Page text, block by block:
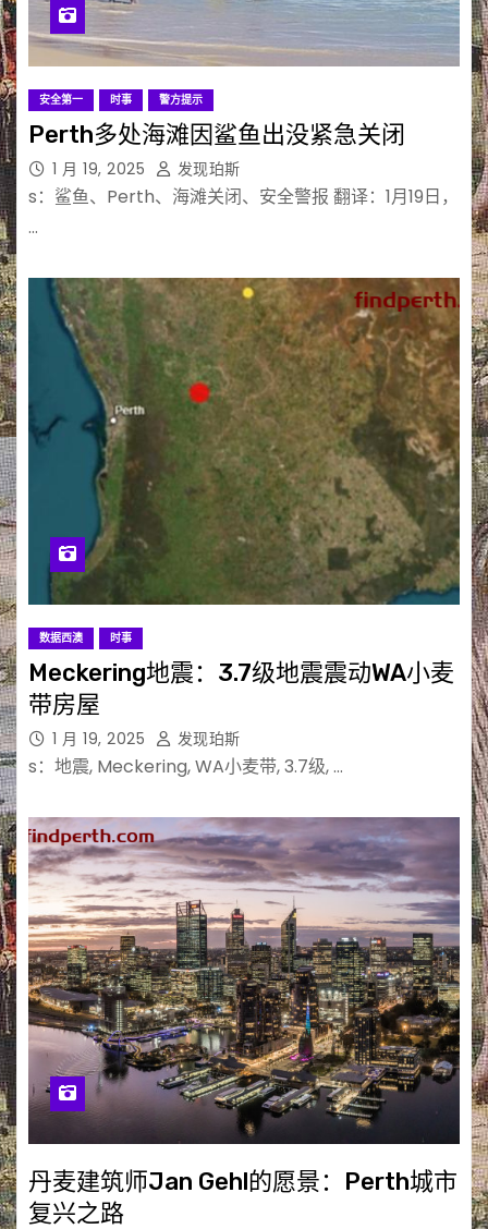
安全第一 时事 警方提示
Perth多处海滩因鲨鱼出没紧急关闭
1 月 19, 2025 发现珀斯
s：鲨鱼、Perth、海滩关闭、安全警报 翻译：1月19日，
…
数据西澳 时事
Meckering地震：3.7级地震震动WA小麦
带房屋
1 月 19, 2025 发现珀斯
s：地震, Meckering, WA小麦带, 3.7级, …
丹麦建筑师Jan Gehl的愿景：Perth城市
复兴之路